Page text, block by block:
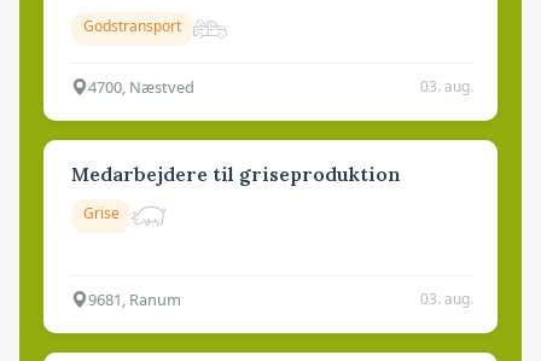
Godstransport
4700, Næstved 03. aug.
Medarbejdere til griseproduktion
Grise
9681, Ranum 03. aug.